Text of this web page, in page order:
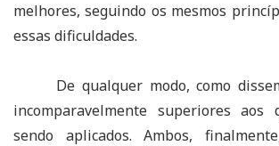
melhores, seguindo os mesmos
essas dificuldades.
De qualquer modo, como
incomparavelmente superiores aos
sendo aplicados. Ambos,